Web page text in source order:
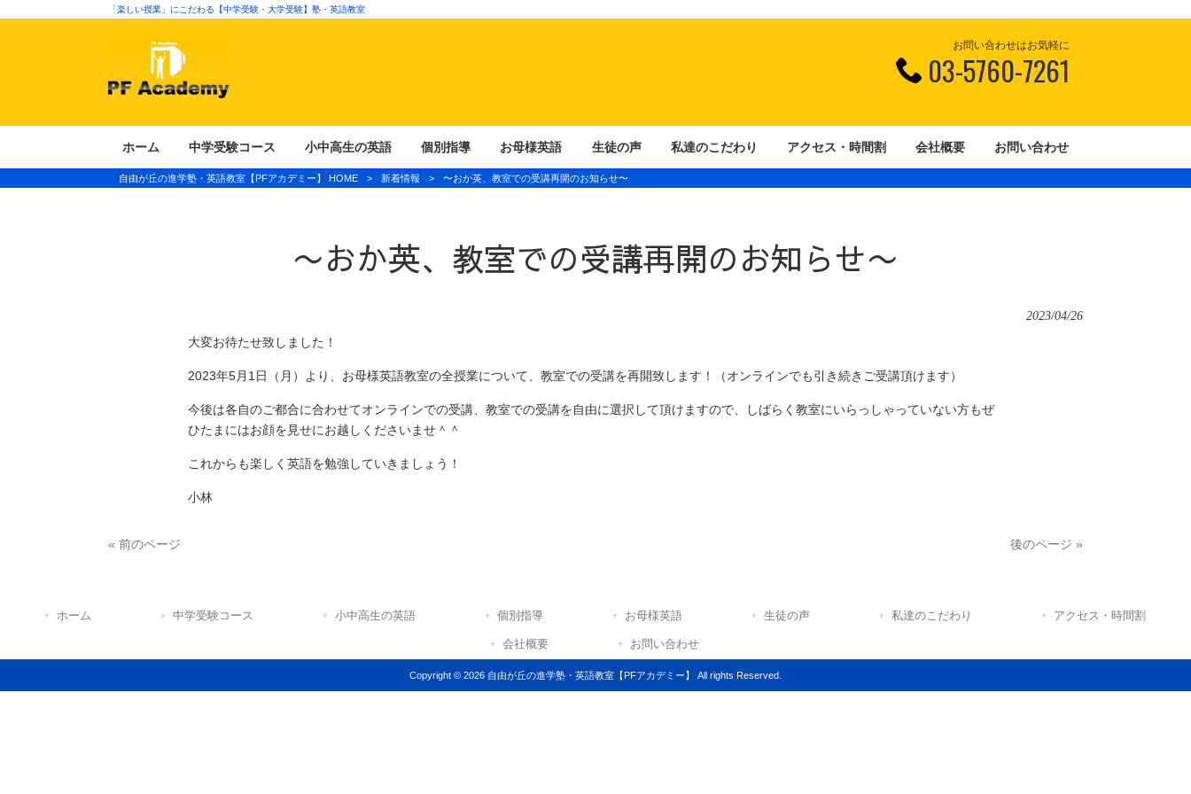
「楽しい授業」にこだわる【中学受験・大学受験】塾・英語教室
03-5760-7261
お問い合わせはお気軽に
ホーム 中学受験コース 小中高生の英語 個別指導 お母様英語 生徒の声 私達のこだわり アクセス・時間割 会社概要 お問い合わせ
自由が丘の進学塾・英語教室【PFアカデミー】 HOME > 新着情報 > 〜おか英、教室での受講再開のお知らせ〜
〜おか英、教室での受講再開のお知らせ〜
2023/04/26
大変お待たせ致しました！
2023年5月1日（月）より、お母様英語教室の全授業について、教室での受講を再開致します！（オンラインでも引き続きご受講頂けます）
今後は各自のご都合に合わせてオンラインでの受講、教室での受講を自由に選択して頂けますので、しばらく教室にいらっしゃっていない方もぜ
ひたまにはお顔を見せにお越しくださいませ＾＾
これからも楽しく英語を勉強していきましょう！
小林
« 前のページ 後のページ »
ホーム 中学受験コース 小中高生の英語 個別指導 お母様英語 生徒の声 私達のこだわり アクセス・時間割
会社概要 お問い合わせ
Copyright © 2026 自由が丘の進学塾・英語教室【PFアカデミー】 All rights Reserved.